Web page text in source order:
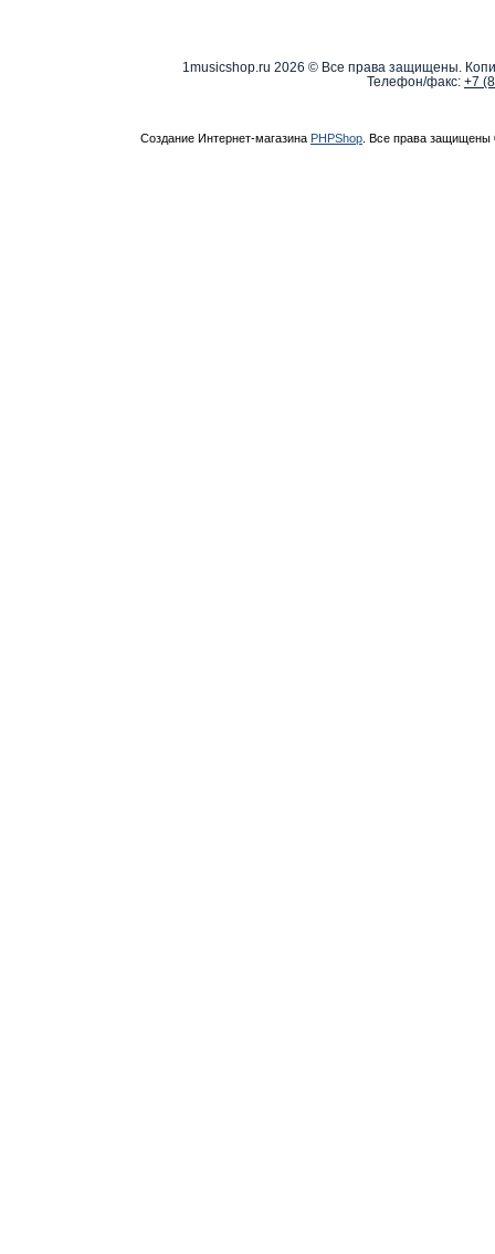
1musicshop.ru 2026 © Все права защищены.
Телефон/факс: +7
Создание Интернет-магазина PHPShop . Все права защищены